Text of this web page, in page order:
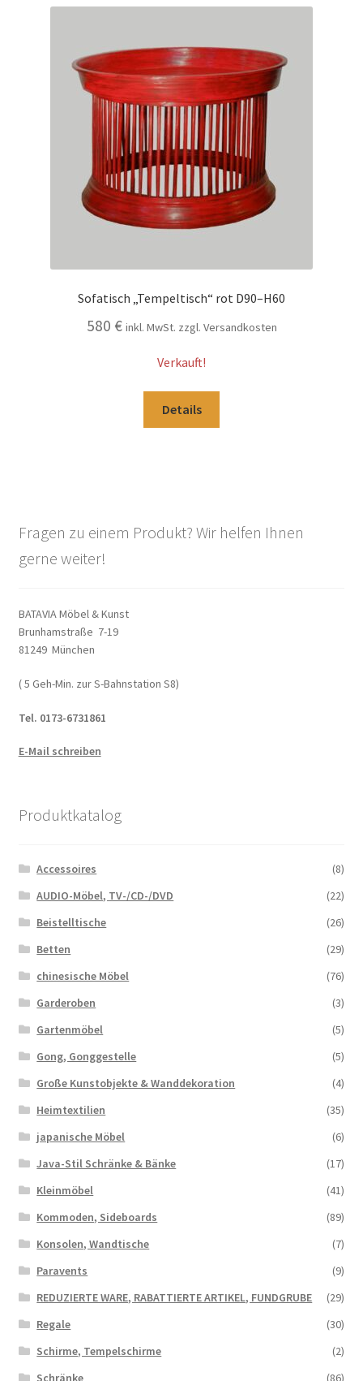
Sofatisch „Tempeltisch“ rot D90–H60
580 € inkl. MwSt. zzgl. Versandkosten
Verkauft!
Details
Fragen zu einem Produkt? Wir helfen Ihnen
gerne weiter!
BATAVIA Möbel & Kunst
Brunhamstraße 7-19
81249 München
( 5 Geh-Min. zur S-Bahnstation S8)
Tel. 0173-6731861
E-Mail schreiben
Produktkatalog
Accessoires
(8)
AUDIO-Möbel, TV-/CD-/DVD
(22)
Beistelltische
(26)
Betten
(29)
chinesische Möbel
(76)
Garderoben
(3)
Gartenmöbel
(5)
Gong, Gonggestelle
(5)
Große Kunstobjekte & Wanddekoration
(4)
Heimtextilien
(35)
japanische Möbel
(6)
Java-Stil Schränke & Bänke
(17)
Kleinmöbel
(41)
Kommoden, Sideboards
(89)
Konsolen, Wandtische
(7)
Paravents
(9)
REDUZIERTE WARE, RABATTIERTE ARTIKEL, FUNDGRUBE
(29)
Regale
(30)
Schirme, Tempelschirme
(2)
Schränke
(86)